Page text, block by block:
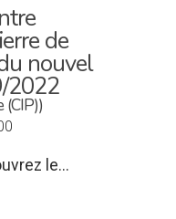
de
nouvel
2022
(CIP))
le...